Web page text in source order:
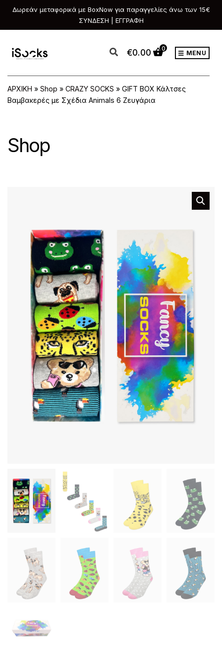
Δωρεάν μεταφορικά με BoxNow για παραγγελίες άνω των 15€
ΣΥΝΔΕΣΗ | ΕΓΓΡΑΦΗ
€0.00 0
MENU
ΑΡΧΙΚΗ » Shop » CRAZY SOCKS » GIFT BOX Κάλτσες
Βαμβακερές με Σχέδια Animals 6 Ζευγάρια
Shop